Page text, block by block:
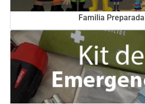
Familia Preparada